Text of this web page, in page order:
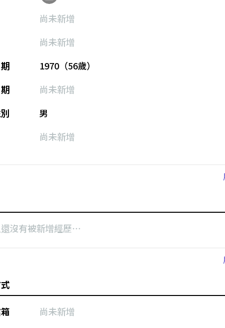
尚未新增
尚未新增
1970（56歲）
尚未新增
男
尚未新增
沒有被新增經歷⋯
尚未新增